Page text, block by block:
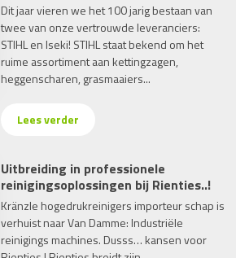
Dit jaar vieren we het 100 jarig bestaan van
twee van onze vertrouwde leveranciers:
STIHL en Iseki! STIHL staat bekend om het
ruime assortiment aan kettingzagen,
heggenscharen, grasmaaiers...
Lees verder
Uitbreiding in professionele
reinigingsoplossingen bij Rienties..!
Kränzle hogedrukreinigers importeur schap is
verhuist naar Van Damme: Industriële
reinigings machines. Dusss… kansen voor